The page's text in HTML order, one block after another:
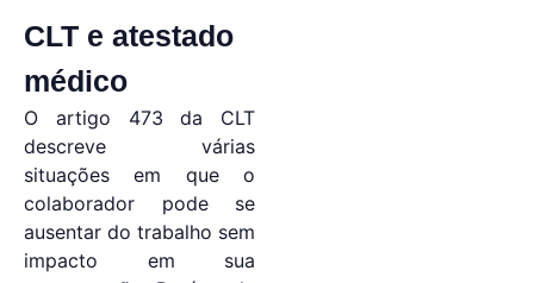
CLT e atestado
médico
O artigo 473 da CLT
descreve várias
situações em que o
colaborador pode se
ausentar do trabalho sem
impacto em sua